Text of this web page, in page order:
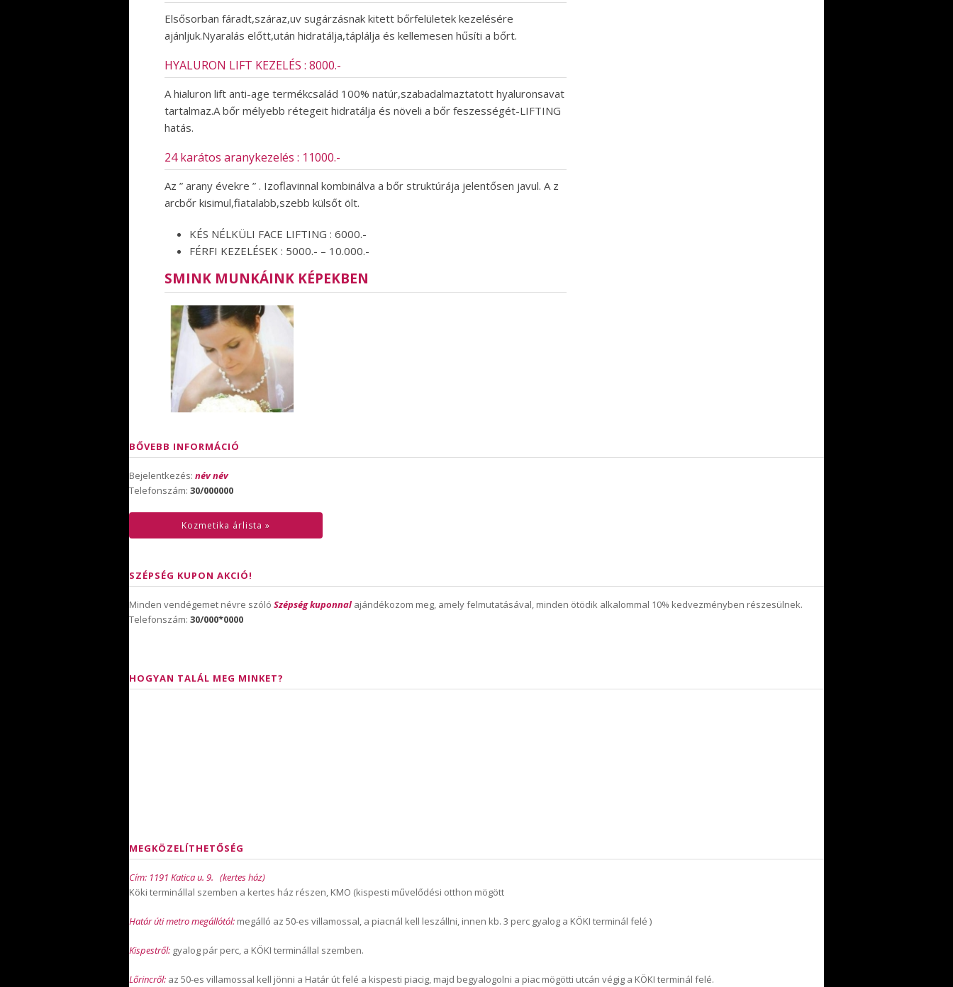
Elsősorban fáradt,száraz,uv sugárzásnak kitett bőrfelületek kezelésére
ajánljuk.Nyaralás előtt,után hidratálja,táplálja és kellemesen hűsíti a bőrt.
HYALURON LIFT KEZELÉS : 8000.-
A hialuron lift anti-age termékcsalád 100% natúr,szabadalmaztatott hyaluronsavat
tartalmaz.A bőr mélyebb rétegeit hidratálja és növeli a bőr feszességét-LIFTING
hatás.
24 karátos aranykezelés : 11000.-
Az ” arany évekre ” . Izoflavinnal kombinálva a bőr struktúrája jelentősen javul. A z
arcbőr kisimul,fiatalabb,szebb külsőt ölt.
KÉS NÉLKÜLI FACE LIFTING : 6000.-
FÉRFI KEZELÉSEK : 5000.- – 10.000.-
SMINK MUNKÁINK KÉPEKBEN
BŐVEBB INFORMÁCIÓ
Bejelentkezés: név név
Telefonszám: 30/000000
Kozmetika árlista »
SZÉPSÉG KUPON AKCIÓ!
Minden vendégemet névre szóló Szépség kuponnalajándékozom meg, amely felmutatásával, minden ötödik alkalommal 10% kedvezményben részesülnek.
Telefonszám: 30/000*0000
HOGYAN TALÁL MEG MINKET?
MEGKÖZELÍTHETŐSÉG
Cím: 1191 Katica u. 9. (kertes ház)
Köki terminállal szemben a kertes ház részen, KMO (kispesti művelődési otthon mögött
Határ úti metro megállótól: megálló az 50-es villamossal, a piacnál kell leszállni, innen kb. 3 perc gyalog a KÖKI terminál felé )
Kispestről: gyalog pár perc, a KÖKI terminállal szemben.
Lőrincről: az 50-es villamossal kell jönni a Határ út felé a kispesti piacig, majd begyalogolni a piac mögötti utcán végig a KÖKI terminál felé.